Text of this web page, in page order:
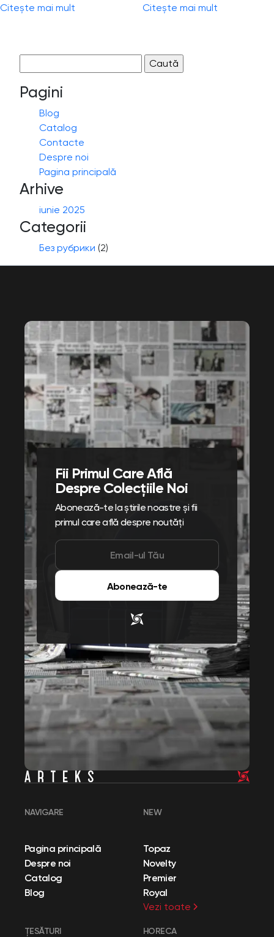
Citește mai mult Citește mai mult
după:
Pagini
Blog
Catalog
Contacte
Despre noi
Pagina principală
Arhive
iunie 2025
Categorii
Без рубрики (2)
Fii Primul Care Află
Despre Colecțiile Noi
Abonează-te la știrile noastre și fii
primul care află despre noutăți
Abonează-te
NAVIGARE
Pagina principală
Despre noi
Catalog
Blog
NEW
Topaz
Novelty
Premier
Royal
Vezi toate
ȚESĂTURI HORECA